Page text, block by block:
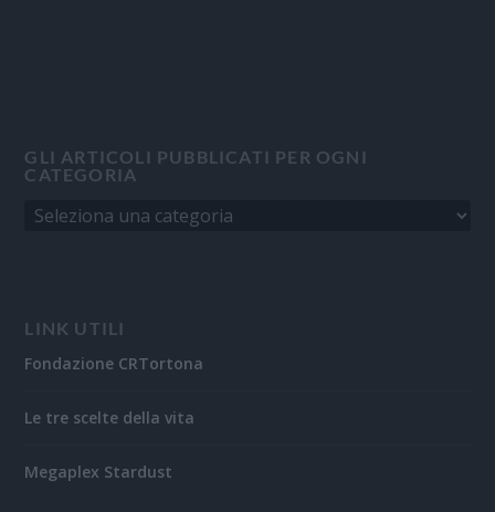
GLI ARTICOLI PUBBLICATI PER OGNI
CATEGORIA
LINK UTILI
Fondazione CRTortona
Le tre scelte della vita
Megaplex Stardust